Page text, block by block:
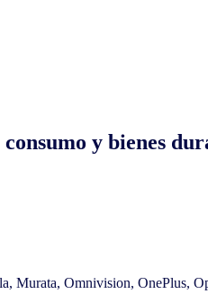
y bienes
Omnivision, OnePlus,